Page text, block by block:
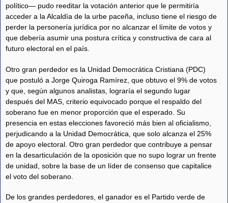
político— pudo reeditar la votación anterior que le permitiría
acceder a la Alcaldía de la urbe paceña, incluso tiene el riesgo de
perder la personería jurídica por no alcanzar el límite de votos y
que debería asumir una postura crítica y constructiva de cara al
futuro electoral en el país.
Otro gran perdedor es la Unidad Democrática Cristiana (PDC)
que postuló a Jorge Quiroga Ramírez, que obtuvo el 9% de votos
y que, según algunos analistas, lograría el segundo lugar
después del MAS, criterio equivocado porque el respaldo del
soberano fue en menor proporción que el esperado. Su
presencia en estas elecciones favoreció más bien al oficialismo,
perjudicando a la Unidad Democrática, que solo alcanza el 25%
de apoyo electoral. Otro gran perdedor que contribuye a pensar
en la desarticulación de la oposición que no supo lograr un frente
de unidad, sobre la base de un líder de consenso que capitalice
el voto del soberano.
De los grandes perdedores, el ganador es el Partido verde de